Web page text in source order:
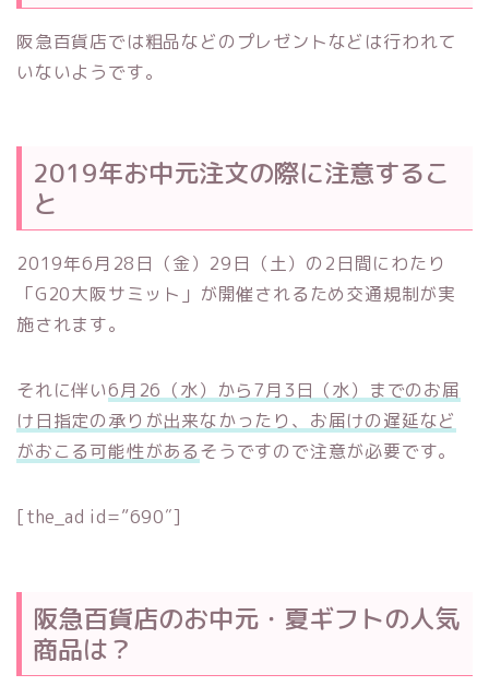
阪急百貨店では粗品などのプレゼントなどは行われて
いないようです。
2019年お中元注文の際に注意するこ
と
2019年6月28日（金）29日（土）の2日間にわたり
「G20大阪サミット」が開催されるため交通規制が実
施されます。
それに伴い6月26（水）から7月3日（水）までのお届
け日指定の承りが出来なかったり、お届けの遅延など
がおこる可能性があるそうですので注意が必要です。
[the_ad id=”690″]
阪急百貨店のお中元・夏ギフトの人気
商品は？